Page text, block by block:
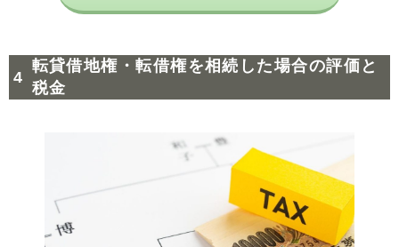
転貸借地権・転借権を相続した場合の評価と
税金